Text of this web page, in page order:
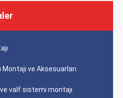
ve Aksesuarları
ve valf sistemi montajı